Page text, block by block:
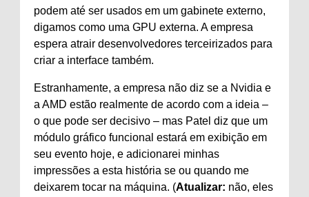
podem até ser usados ​​em um gabinete externo,
digamos como uma GPU externa. A empresa
espera atrair desenvolvedores terceirizados para
criar a interface também.
Estranhamente, a empresa não diz se a Nvidia e
a AMD estão realmente de acordo com a ideia –
o que pode ser decisivo – mas Patel diz que um
módulo gráfico funcional estará em exibição em
seu evento hoje, e adicionarei minhas
impressões a esta história se ou quando me
deixarem tocar na máquina. (Atualizar: não, eles